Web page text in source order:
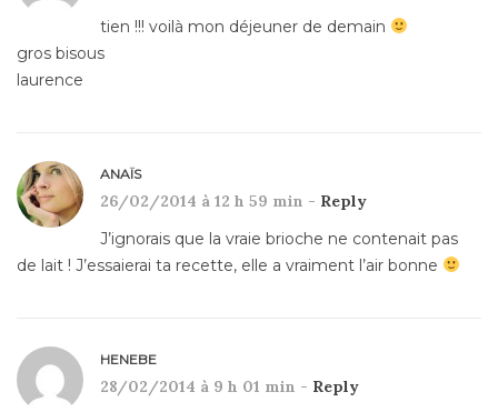
tien !!! voilà mon déjeuner de demain
gros bisous
laurence
ANAÏS
26/02/2014 à 12 h 59 min - Reply
J’ignorais que la vraie brioche ne contenait pas
de lait ! J’essaierai ta recette, elle a vraiment l’air bonne
HENEBE
28/02/2014 à 9 h 01 min - Reply